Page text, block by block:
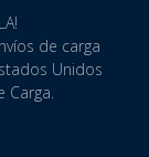
de carga
Unidos
Carga.